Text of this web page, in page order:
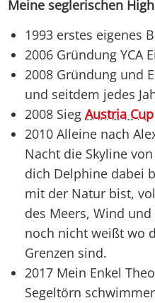
Meine seglerischen
1993 erstes eigenes
2006 Gründung YCA
2008 Gründung und
und seitdem jedes
2008 SiegAustria Cup
2010 Alleine nach
Nacht die Skyline
dich Delphine dabei
mit der Natur bist,
des Meers, Wind
noch nicht weißt wo
Grenzen sind.
2017 Mein Enkel
Segeltörn